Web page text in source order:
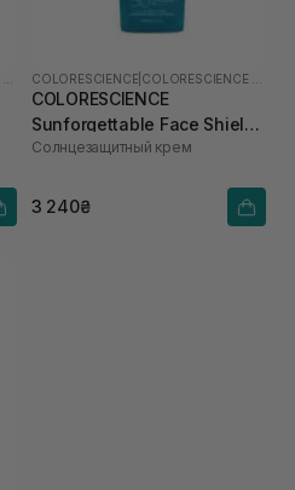
COLORESCIENCE
COLORESCIENCE
Sunforgettable Face Shield
Classic SPF 50 55 мл
Солнцезащитный крем
3 240₴